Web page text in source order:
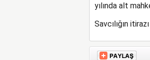
yılında alt
Savcılığın